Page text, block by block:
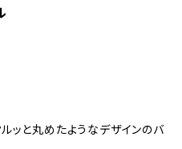
ッと丸めたようなデザインのバ